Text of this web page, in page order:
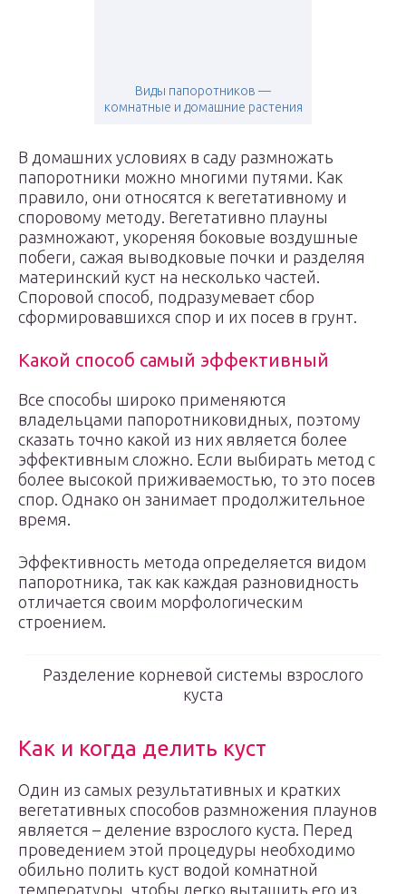
Виды папоротников —
комнатные и домашние растения
В домашних условиях в саду размножать
папоротники можно многими путями. Как
правило, они относятся к вегетативному и
споровому методу. Вегетативно плауны
размножают, укореняя боковые воздушные
побеги, сажая выводковые почки и разделяя
материнский куст на несколько частей.
Споровой способ, подразумевает сбор
сформировавшихся спор и их посев в грунт.
Какой способ самый эффективный
Все способы широко применяются
владельцами папоротниковидных, поэтому
сказать точно какой из них является более
эффективным сложно. Если выбирать метод с
более высокой приживаемостью, то это посев
спор. Однако он занимает продолжительное
время.
Эффективность метода определяется видом
папоротника, так как каждая разновидность
отличается своим морфологическим
строением.
Разделение корневой системы взрослого
куста
Как и когда делить куст
Один из самых результативных и кратких
вегетативных способов размножения плаунов
является – деление взрослого куста. Перед
проведением этой процедуры необходимо
обильно полить куст водой комнатной
температуры, чтобы легко вытащить его из